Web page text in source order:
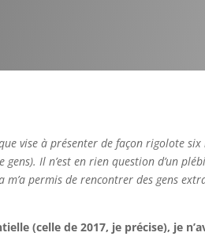
vise à présenter de façon rigolote
Il n’est en rien question d’un
m’a permis de rencontrer des gens
(celle de 2017, je précise), je